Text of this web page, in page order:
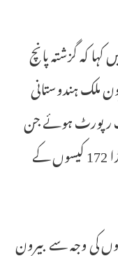
کہ گزشتہ پانچ
ملک ہندوستانی
رپورٹ ہوئے جن
میں قدرتی وجوہات بھی شامل ہیں اور کینیڈا 172 کیسوں کے
کی وجہ سے بیرون